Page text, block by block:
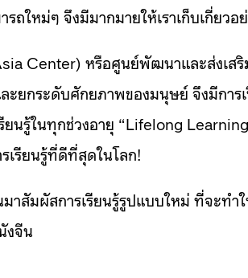
ถใหม่ๆ จึงมีมากมายให้เราเก็บเกี่ยว
Center) หรือศูนย์พัฒนาและส่งเส
ยกระดับศักยภาพของมนุษย์ จึงมีการ
ยนรู้ในทุกช่วงอายุ “Lifelong
เรียนรู้ที่ดีที่สุดในโลก!
าสัมผัสการเรียนรู้รูปแบบใหม่ ที่จะท
งจีน